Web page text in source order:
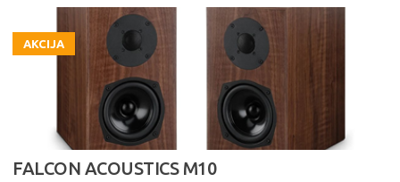
AKCIJA
FALCON ACOUSTICS M10